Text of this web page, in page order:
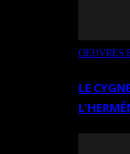
OEUVRES
LE